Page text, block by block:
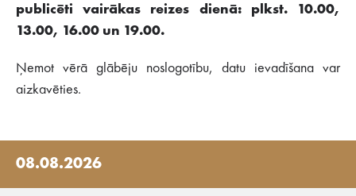
publicēti vairākas reizes dienā: plkst. 10.00,
13.00, 16.00 un 19.00.
Ņemot vērā glābēju noslogotību, datu ievadīšana var
aizkavēties.
08.08.2026